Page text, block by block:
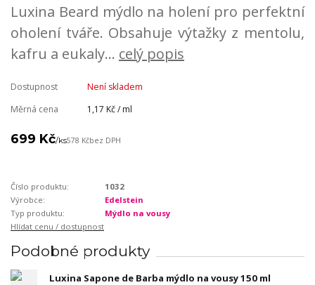
Luxina Beard mýdlo na holení pro perfektní
oholení tváře. Obsahuje výtažky z mentolu,
kafru a eukaly... celý popis
Dostupnost
Není skladem
Měrná cena
1,17 Kč / ml
699 Kč/ks578 Kčbez DPH
Číslo produktu:
1032
Výrobce:
Edelstein
Typ produktu:
Mýdlo na vousy
Hlídat cenu / dostupnost
Podobné produkty
Luxina Sapone de Barba mýdlo na vousy 150 ml